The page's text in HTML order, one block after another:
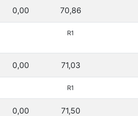
0,00 70,86
R1
0,00 71,03
R1
0,00 71,50